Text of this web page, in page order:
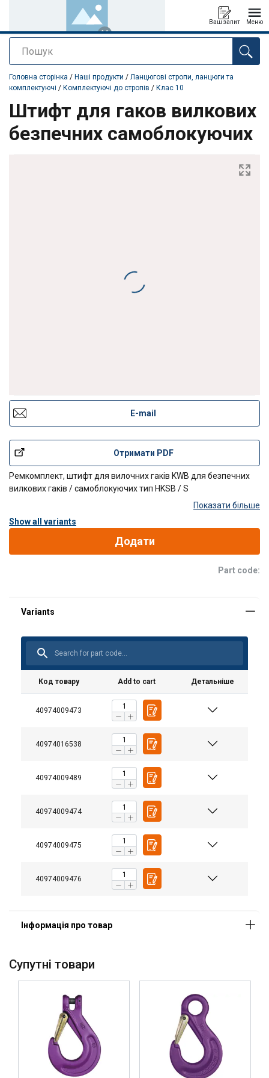
Пошук
Ваш запит Меню
added to your quote
Головна сторінка / Наші продукти / Ланцюгові стропи, ланцюги та
комплектуючі / Комплектуючі до стропів / Клас 10
Штифт для гаков вилкових
безпечних самоблокуючих
E-mail
Отримати PDF
Ремкомплект, штифт для вилочних гаків KWB для безпечних
вилкових гаків / самоблокуючих тип HKSB / S
Показати більше
Show all variants
Додати
Part code:
Код товару Add to cart Детальніше
40974009473
40974016538
40974009489
40974009474
40974009475
40974009476
Клас:
Cупутні товари